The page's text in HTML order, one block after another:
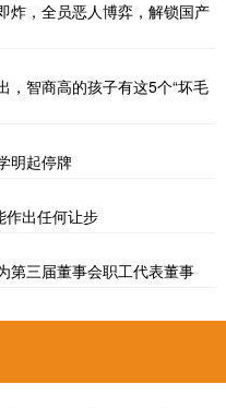
炸，全员恶人博弈，解锁国产
，智商高的孩子有这5个“坏毛
明起停牌
作出任何让步
第三届董事会职工代表董事